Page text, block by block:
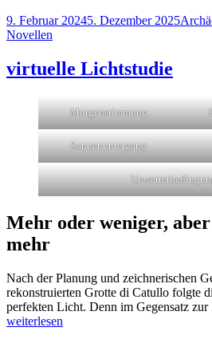
Veröffentlicht
am
9. Februar 20245. Dezember 2025
Novellen
virtuelle Lichtstudie
Morgenstimmung
Sonnenuntergang
Mehr oder weniger,
mehr
Nach der Planung und zeichnerischen
rekonstruierten Grotte di Catullo folgte
perfekten Licht. Denn im Gegensatz
weiterlesen